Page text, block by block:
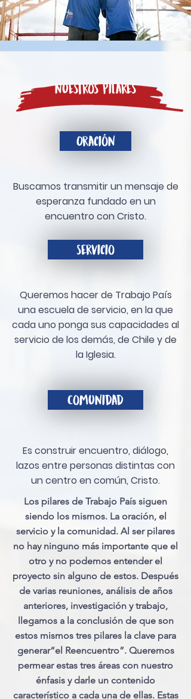
nuestros Pilares
Oración
Buscamos transmitir un mensaje de
esperanza fundado en un
encuentro con Cristo.
servicio
Queremos hacer de Trabajo País
una escuela de servicio, en la que
cada uno ponga sus capacidades al
servicio de los demás, de Chile y de
la Iglesia.
Comunidad
Es construir encuentro, diálogo,
lazos entre personas distintas con
un centro en común, Cristo.
Los pilares de Trabajo País siguen
siendo los mismos. La oración, el
servicio y la comunidad. Al ser pilares
no hay ninguno más importante que el
otro y no podemos entender el
proyecto sin alguno de estos. Después
de varias reuniones, análisis de años
anteriores, investigación y trabajo,
llegamos a la conclusión de que son
estos mismos tres pilares la clave para
generar“el Reencuentro”. Queremos
permear estas tres áreas con nuestro
énfasis y darle un contenido
característico a cada una de ellas. Estas